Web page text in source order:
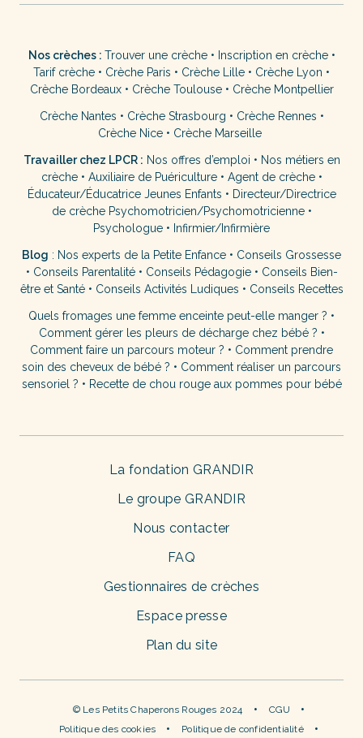
Nos crèches : Trouver une crèche• Inscription en crèche•
Tarif crèche • Crèche Paris • Crèche Lille • Crèche Lyon •
Crèche Bordeaux• Crèche Toulouse• Crèche Montpellier
Crèche Nantes • Crèche Strasbourg • Crèche Rennes •
Crèche Nice • Crèche Marseille
Travailler chez LPCR : Nos offres d’emploi • Nos métiers en
crèche• Auxiliaire de Puériculture• Agent de crèche•
Éducateur/Éducatrice Jeunes Enfants • Directeur/Directrice
de crèche Psychomotricien/Psychomotricienne•
Psychologue • Infirmier/Infirmière
Blog : Nos experts de la Petite Enfance • Conseils Grossesse
• Conseils Parentalité• Conseils Pédagogie• Conseils Bien-
être et Santé• Conseils Activités Ludiques • Conseils Recettes
Quels fromages une femme enceinte peut-elle manger ? •
Comment gérer les pleurs de décharge chez bébé ? •
Comment faire un parcours moteur ? • Comment prendre
soin des cheveux de bébé ? • Comment réaliser un parcours
sensoriel ? • Recette de chou rouge aux pommes pour bébé
La fondation GRANDIR
Le groupe GRANDIR
Nous contacter
FAQ
Gestionnaires de crèches
Espace presse
Plan du site
© Les Petits Chaperons Rouges 2024
CGU
Politique des cookies
Politique de confidentialité